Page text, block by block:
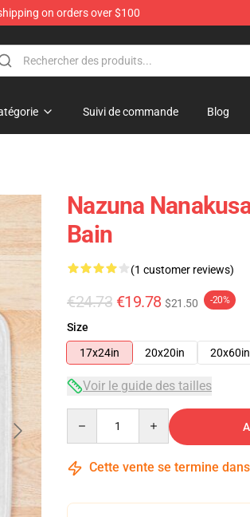
on orders over $100
Suivi de commande Blog
Nazuna
Bain
(1 customer reviews)
€24.73 €19.78 $21.50 -20%
Size
17x24in
20x20in 20x60in
Voir le guide des tailles
Cette vente se termine dans